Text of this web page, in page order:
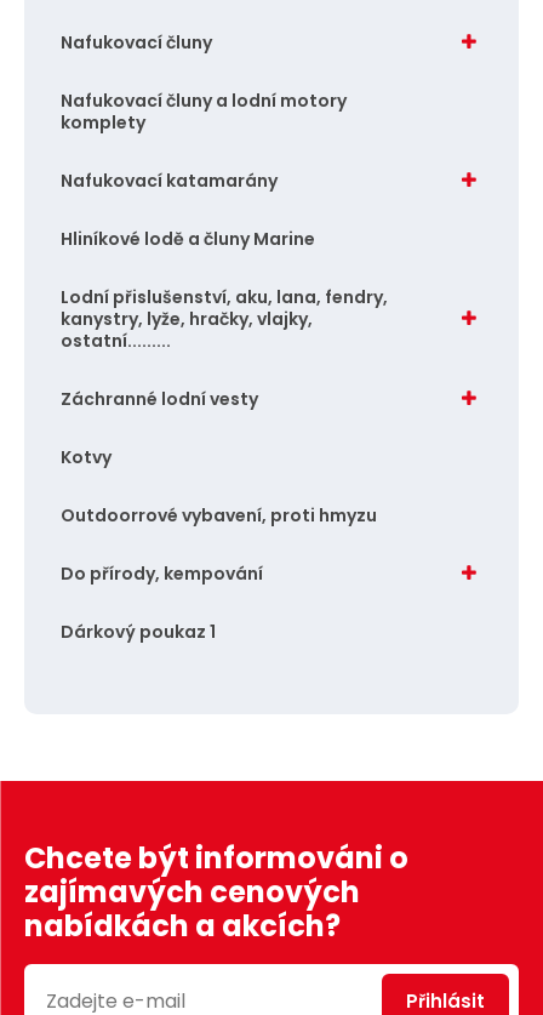
Nafukovací čluny
Nafukovací čluny a lodní motory
komplety
Nafukovací katamarány
Hliníkové lodě a čluny Marine
Lodní přislušenství, aku, lana, fendry,
kanystry, lyže, hračky, vlajky,
ostatní.........
Záchranné lodní vesty
Kotvy
Outdoorrové vybavení, proti hmyzu
Do přírody, kempování
Dárkový poukaz 1
Chcete být informováni o
zajímavých cenových
nabídkách a akcích?
Přihlásit